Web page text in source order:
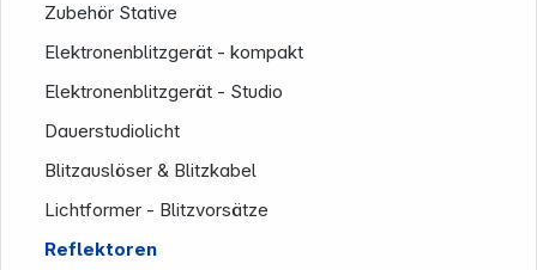
Zubehör Stative
Elektronenblitzgerät - kompakt
Elektronenblitzgerät - Studio
Dauerstudiolicht
Blitzauslöser & Blitzkabel
Lichtformer - Blitzvorsätze
Reflektoren
Folgen Sie uns auf